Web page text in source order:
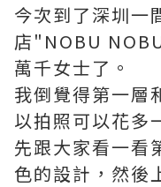
今次到了深圳一
店"NOBU
萬千女士了。
我倒覺得第一層
以拍照可以花多
先跟大家看一看
色的設計，然後